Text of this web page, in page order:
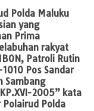
Polda Maluku
yang
Prima
rakyat
Patroli Rutin
1010 Pos Sandar
Sambang
2005” kata
Polairud Polda